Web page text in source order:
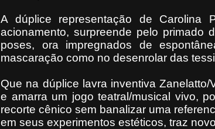
A dúplice representação de Carolina
acionamento, surpreende pelo primado
poses, ora impregnados de
mascaração como no desenrolar das
Que na dúplice lavra inventiva
e amarra um jogo teatral/musical vivo,
recorte cênico sem banalizar uma
em seus experimentos estéticos, traz